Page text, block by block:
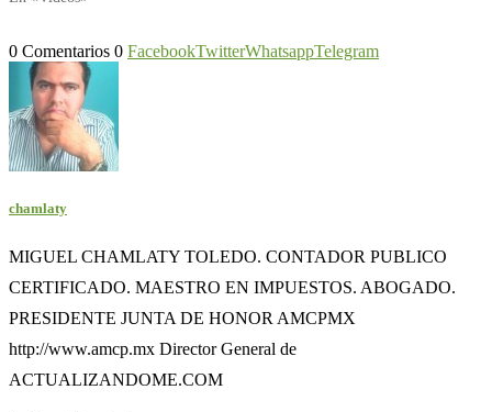
0 Comentarios 0 FacebookTwitterWhatsappTelegram
chamlaty
MIGUEL CHAMLATY TOLEDO. CONTADOR PUBLICO
CERTIFICADO. MAESTRO EN IMPUESTOS. ABOGADO.
PRESIDENTE JUNTA DE HONOR AMCPMX
http://www.amcp.mx Director General de
ACTUALIZANDOME.COM